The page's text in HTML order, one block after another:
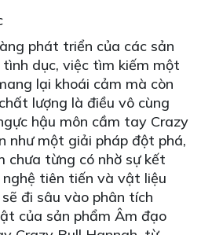
phát triển của các sản
dục, việc tìm kiếm một
lại khoái cảm mà còn
lượng là điều vô cùng
hậu môn cầm tay Crazy
như một giải pháp đột phá,
chưa từng có nhờ sự kết
tiên tiến và vật liệu
đi sâu vào phân tích
của sản phẩm Âm đạo